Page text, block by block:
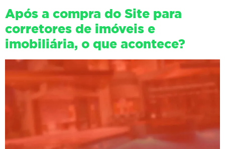
Após a compra do Site para
corretores de imóveis e
imobiliária, o que acontece?